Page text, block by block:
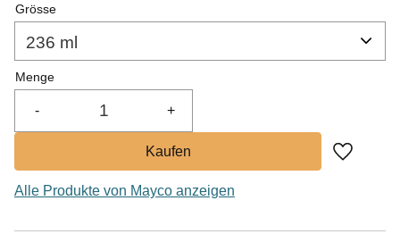
Grösse
Menge
+
-
Zu
Alle Produkte von Mayco anzeigen